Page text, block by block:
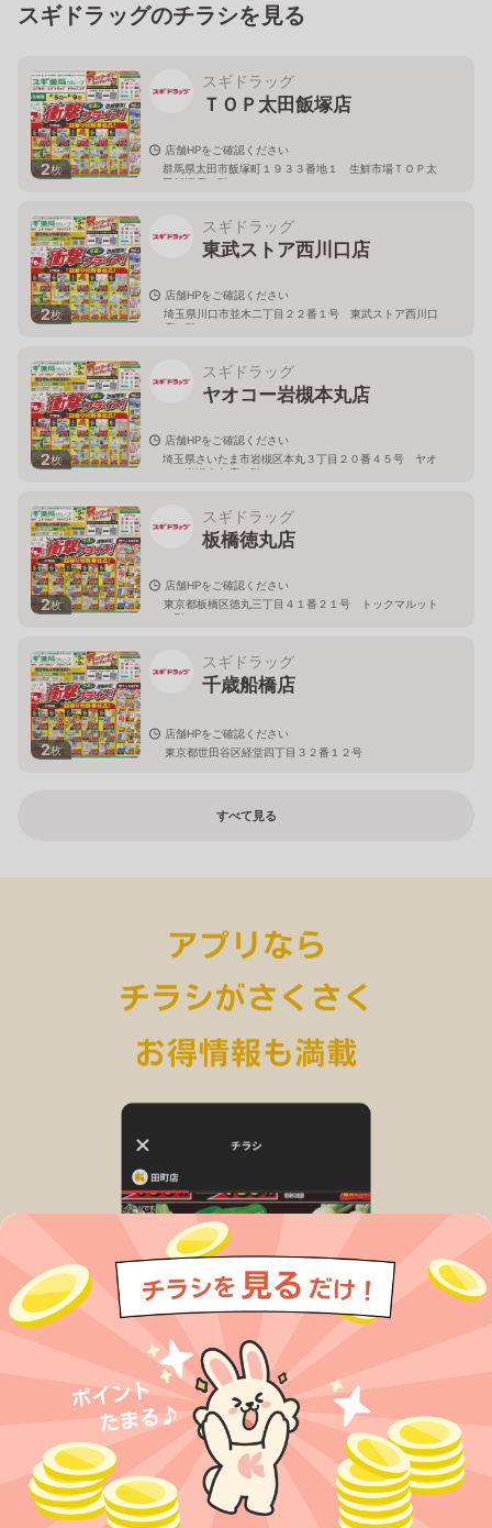
スギドラッグのチラシを見る
2枚
スギドラッグ
ＴＯＰ太田飯塚店
店舗HPをご確認ください
群馬県太田市飯塚町１９３３番地１ 生鮮市場ＴＯＰ太
田飯塚店１階
2枚
スギドラッグ
東武ストア西川口店
店舗HPをご確認ください
埼玉県川口市並木二丁目２２番１号 東武ストア西川口
店２階
2枚
スギドラッグ
ヤオコー岩槻本丸店
店舗HPをご確認ください
埼玉県さいたま市岩槻区本丸３丁目２０番４５号 ヤオ
コー岩槻本丸店２階
2枚
スギドラッグ
板橋徳丸店
店舗HPをご確認ください
東京都板橋区徳丸三丁目４１番２１号 トックマルット
１階
2枚
スギドラッグ
千歳船橋店
店舗HPをご確認ください
東京都世田谷区経堂四丁目３２番１２号
すべて見る